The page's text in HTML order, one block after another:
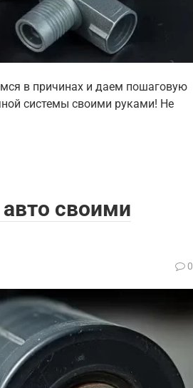
в причинах и даем пошаговую
системы своими руками! Не
своими
0